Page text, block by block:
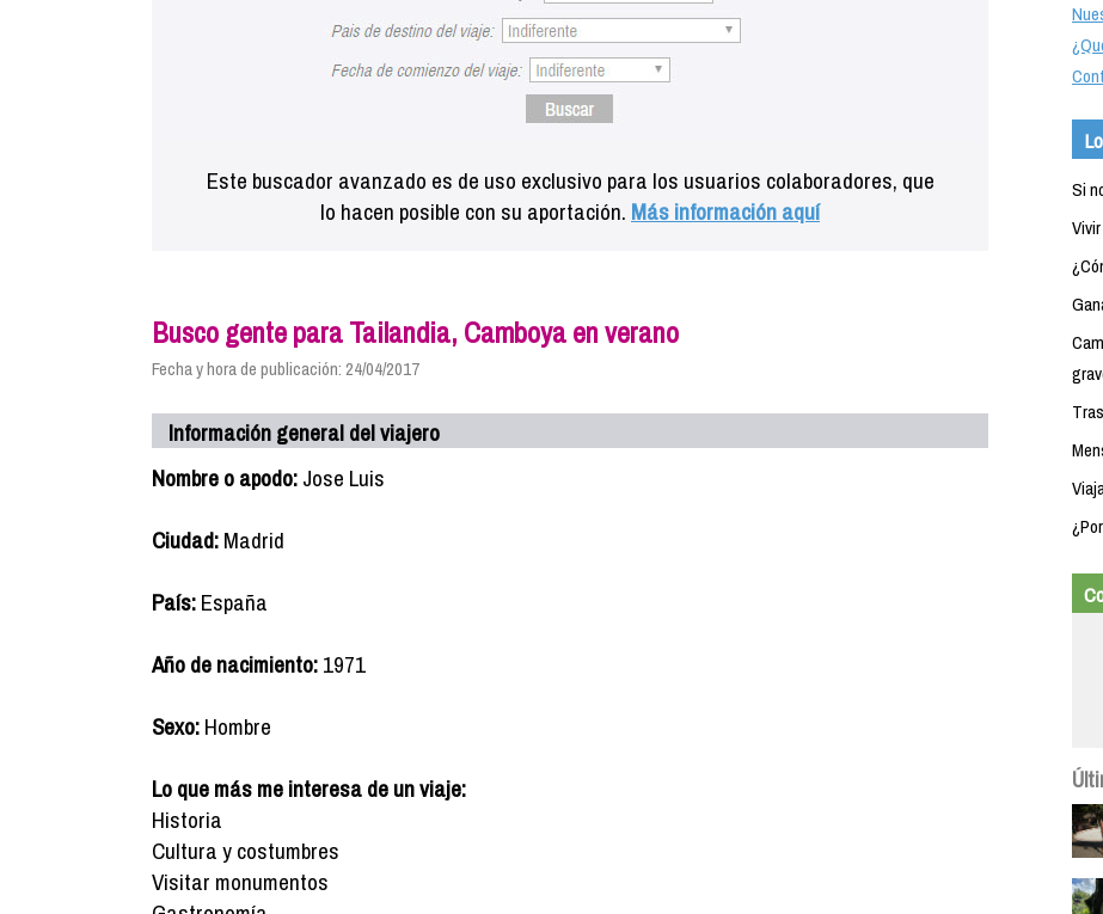
Este buscador avanzado es de uso exclusivo para los usuarios colaboradores, que
lo hacen posible con su aportación. Más información aquí
Busco gente para Tailandia, Camboya en verano
Fecha y hora de publicación: 24/04/2017
Información general del viajero
Nombre o apodo:Jose Luis
Ciudad:Madrid
País:España
Año de nacimiento:1971
Sexo:Hombre
Lo que más me interesa de un viaje:
Historia
Cultura y costumbres
Visitar monumentos
Si